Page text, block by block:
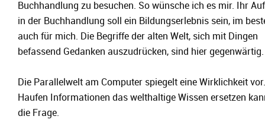
Buchhandlung zu besuchen. So wünsche ich es mir. Ihr
in der Buchhandlung soll ein Bildungserlebnis sein, im
auch für mich. Die Begriffe der alten Welt, sich mit Dingen
befassend Gedanken auszudrücken, sind hier gegenwärtig.
Die Parallelwelt am Computer spiegelt eine Wirklichkeit
Haufen Informationen das welthaltige Wissen ersetzen
die Frage.